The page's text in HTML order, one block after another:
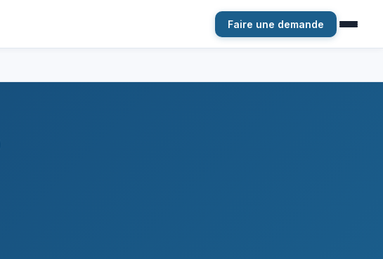
Faire une demande